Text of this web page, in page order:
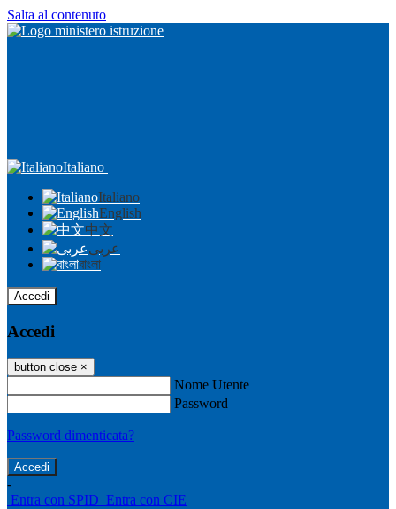
Salta al contenuto
Italiano
Italiano
English
中文
عربى
বাংলা
Accedi
Accedi
button close ×
Nome Utente
Password
Password dimenticata?
-
Entra con SPID Entra con CIE